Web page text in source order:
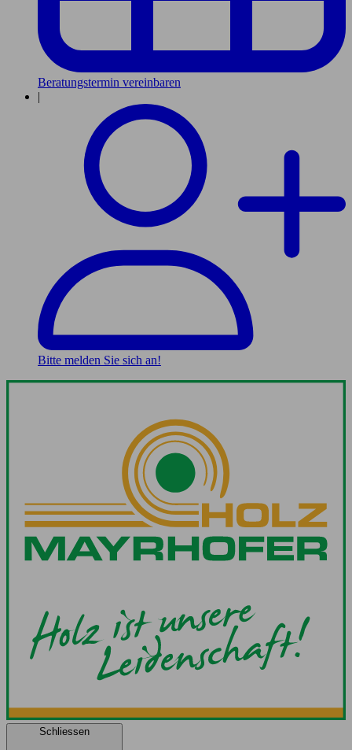
Beratungstermin vereinbaren
|
Bitte melden Sie sich an!
Schliessen